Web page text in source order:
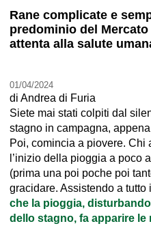
Rane complicate e
predominio del
attenta alla salute
01/04/2024
di Andrea di Furia
Siete mai stati colpiti dal
stagno in campagna,
Poi, comincia a piovere. Chi
l’inizio della pioggia a poco
(prima una poi poche poi
gracidare. Assistendo a tutto
che la pioggia,
dello stagno, fa apparire le